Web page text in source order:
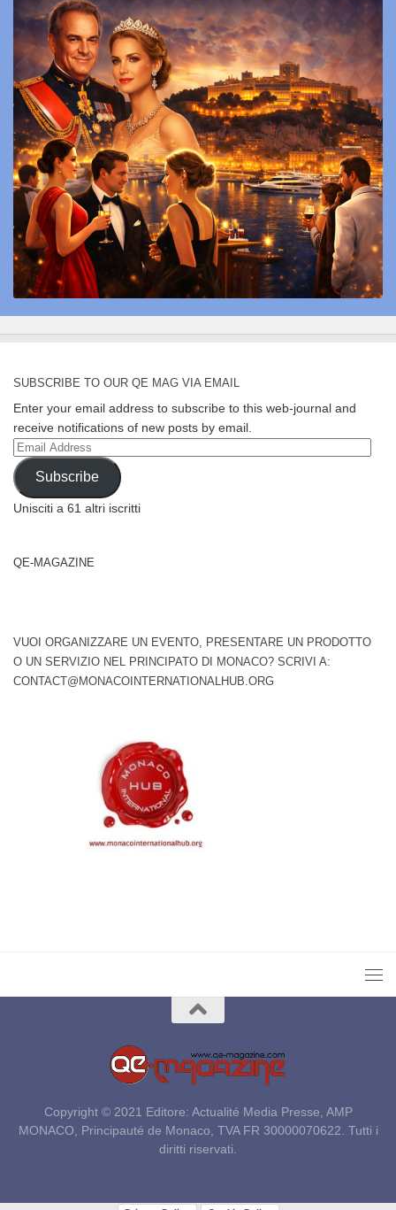
SUBSCRIBE TO OUR QE MAG VIA EMAIL
Enter your email address to subscribe to this web-journal and
receive notifications of new posts by email.
Email
Address
Subscribe
Unisciti a 61 altri iscritti
QE-MAGAZINE
VUOI ORGANIZZARE UN EVENTO, PRESENTARE UN PRODOTTO
O UN SERVIZIO NEL PRINCIPATO DI MONACO? SCRIVI A:
CONTACT@MONACOINTERNATIONALHUB.ORG
Copyright © 2021 Editore: Actualité Media Presse, AMP
MONACO, Principauté de Monaco, TVA FR 30000070622. Tutti i
diritti riservati.